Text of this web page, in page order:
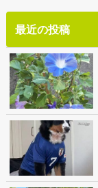
最近の投稿